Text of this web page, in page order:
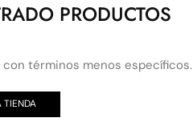
PRODUCTOS
términos menos específicos.
TIENDA